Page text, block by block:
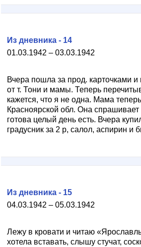
01.03.1942 – 03.03.1942
Из дневника - 14
Вчера пошла за прод. карточками и
от т. Тони и мамы. Теперь
кажется, что я не одна. Мама
Красноярской обл. Она спрашивает
готова целый день есть. Вчера
градусник за 2 р, салол, аспирин и
04.03.1942 – 05.03.1942
Из дневника - 15
Лежу в кровати и читаю
хотела вставать, слышу стучат,